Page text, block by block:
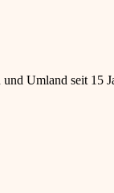
Umland seit 15